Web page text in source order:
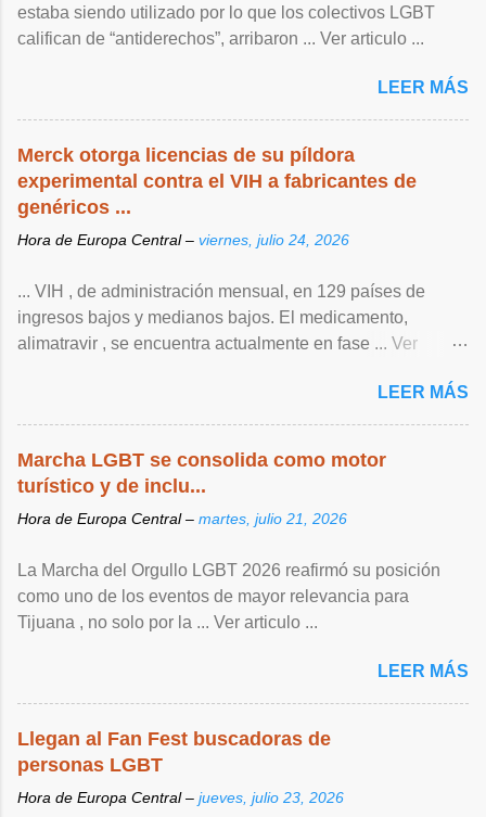
estaba siendo utilizado por lo que los colectivos LGBT
califican de “antiderechos”, arribaron ... Ver articulo ...
LEER MÁS
Merck otorga licencias de su píldora
experimental contra el VIH a fabricantes de
genéricos ...
Hora de Europa Central – viernes, julio 24, 2026
... VIH , de ‌administración mensual, en 129 países de
ingresos bajos y medianos bajos. El medicamento,
alimatravir , se encuentra actualmente en fase ... Ver
LEER MÁS
Marcha LGBT se consolida como motor
turístico y de inclu...
Hora de Europa Central – martes, julio 21, 2026
La Marcha del Orgullo LGBT 2026 reafirmó su posición
como uno de los eventos de mayor relevancia para
Tijuana , no solo por la ... Ver articulo ...
LEER MÁS
Llegan al Fan Fest buscadoras de
personas LGBT
Hora de Europa Central – jueves, julio 23, 2026